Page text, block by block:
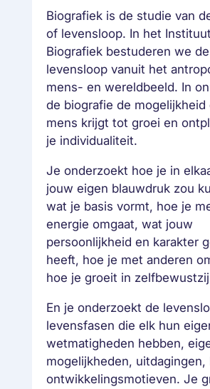
Biografiek is de studie van
of levensloop. In het
Biografiek bestuderen we de
levensloop vanuit het
mens- en wereldbeeld. In
de biografie de mogelijkheid
mens krijgt tot groei en
je individualiteit.
Je onderzoekt hoe je in
jouw eigen blauwdruk zou
wat je basis vormt, hoe je
energie omgaat, wat jouw
persoonlijkheid en karakter
heeft, hoe je met anderen
hoe je groeit in
En je onderzoekt de
levensfasen die elk hun
wetmatigheden hebben,
mogelijkheden, uitdagingen,
ontwikkelingsmotieven. Je